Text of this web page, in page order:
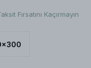
Fırsatını Kaçırmayın